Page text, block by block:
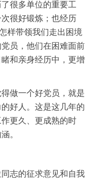
很多单位的重要工
很好锻炼；也经历
样带领我们走出困境
员，他们在困难面前
和亲身经历中，更增
做一个好党员，就是
好人。这是这几年的
更久、更成熟的时
。
志的征求意见和自我